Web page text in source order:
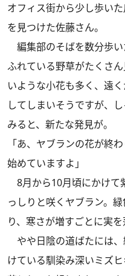
オフィス街から少し歩い
を見つけた佐藤さん。
編集部のそばを数分歩
ふれている野草がたくさ
いような小花も多く、遠
してしまいそうですが、
みると、新たな発見が。
「あ、ヤブランの花が終
始めていますよ」
8月から10月頃にかけて
っしりと咲くヤブラン。
り、寒さが増すごとに実を
やや日陰の道ばたには
けている馴染み深いミズ